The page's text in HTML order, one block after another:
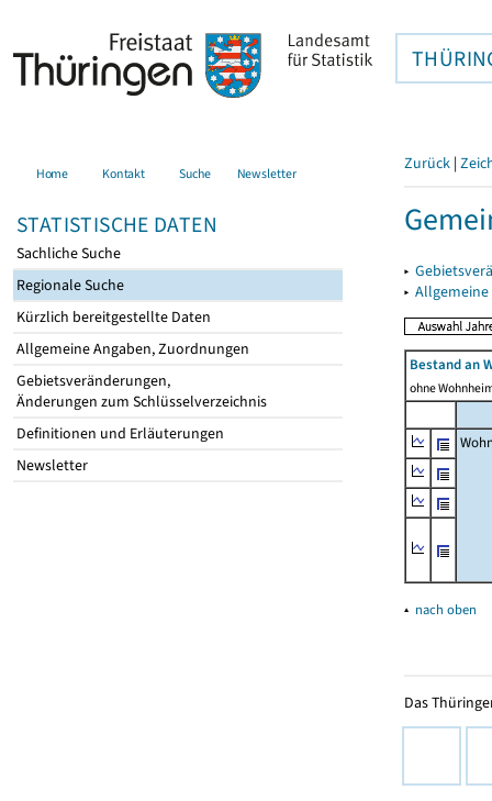
Home Kontakt Suche Newsletter
STATISTISCHE DATEN
Sachliche Suche
Regionale Suche
Kürzlich bereitgestellte Daten
Allgemeine Angaben, Zuordnungen
Gebietsveränderungen,
Änderungen zum Schlüsselverzeichnis
Definitionen und Erläuterungen
Newsletter
Zurück |
▸
▸
Bestand an
ohne
▴ nach oben
Das